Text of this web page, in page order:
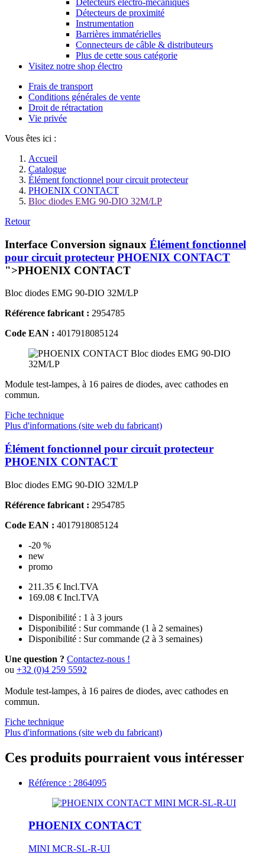
Détecteurs de proximité
Instrumentation
Barrières immatérielles
Connecteurs de câble & distributeurs
Plus de cette sous catégorie
Visitez notre shop électro
Frais de transport
Conditions générales de vente
Droit de rétractation
Vie privée
Vous êtes ici :
Accueil
Catalogue
Élément fonctionnel pour circuit protecteur
PHOENIX CONTACT
Bloc diodes EMG 90-DIO 32M/LP
Retour
Interface Conversion signaux Élément fonctionnel
pour circuit protecteur PHOENIX CONTACT
">PHOENIX CONTACT
Bloc diodes EMG 90-DIO 32M/LP
Référence fabricant : 2954785
Code EAN : 4017918085124
Module test-lampes, à 16 paires de diodes, avec cathodes en
commun.
Fiche technique
Plus d'informations (site web du fabricant)
Élément fonctionnel pour circuit protecteur
PHOENIX CONTACT
Bloc diodes EMG 90-DIO 32M/LP
Référence fabricant : 2954785
Code EAN : 4017918085124
-20 %
new
promo
211.35 € Incl.TVA
169.08 € Incl.TVA
Disponibilité : 1 à 3 jours
Disponibilité : Sur commande (1 à 2 semaines)
Disponibilité : Sur commande (2 à 3 semaines)
Une question ? Contactez-nous !
ou +32 (0)4 259 5592
Module test-lampes, à 16 paires de diodes, avec cathodes en
commun.
Fiche technique
Plus d'informations (site web du fabricant)
Ces produits pourraient vous intéresser
Référence : 2864095
PHOENIX CONTACT
MINI MCR-SL-R-UI